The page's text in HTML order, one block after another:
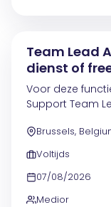
Team Lead
dienst of
Voor deze
Support Team
security,
De service...
Brussels,
Voltijds
07/08/2026
Medior